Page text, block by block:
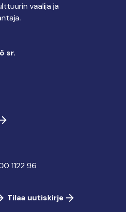
vaalija ja
sr.
1122 96
Tilaa uutiskirje